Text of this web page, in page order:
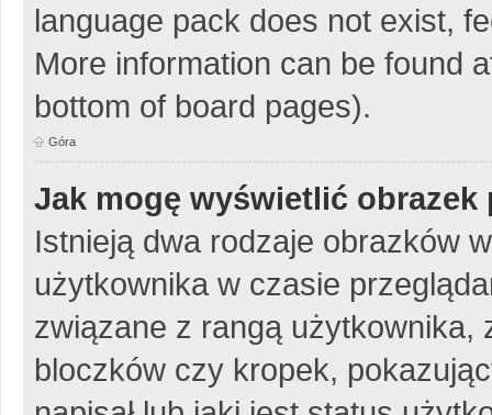
language pack does not exist,
More information can be found
bottom of board pages).
Góra
Jak mogę wyświetlić
Istnieją dwa rodzaje obrazków
użytkownika w czasie
związane z rangą użytkownika,
bloczków czy kropek,